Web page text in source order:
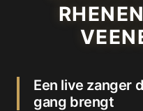
Een live zanger
gang brengt